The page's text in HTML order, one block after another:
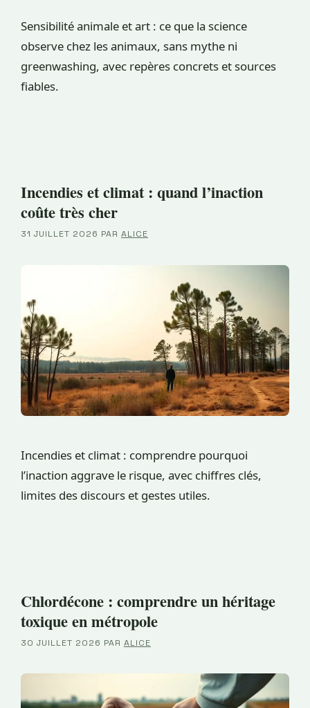
Sensibilité animale et art : ce que la science
observe chez les animaux, sans mythe ni
greenwashing, avec repères concrets et sources
fiables.
Incendies et climat : quand l’inaction
coûte très cher
31 JUILLET 2026 PAR ALICE
Incendies et climat : comprendre pourquoi
l’inaction aggrave le risque, avec chiffres clés,
limites des discours et gestes utiles.
Chlordécone : comprendre un héritage
toxique en métropole
30 JUILLET 2026 PAR ALICE